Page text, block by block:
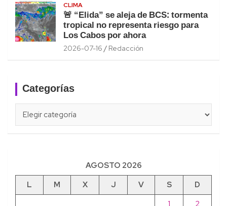
CLIMA
🚨 “Elida” se aleja de BCS: tormenta
tropical no representa riesgo para
Los Cabos por ahora
2026-07-16 Redacción
Categorías
AGOSTO 2026
L
M X J V S
D
1
2